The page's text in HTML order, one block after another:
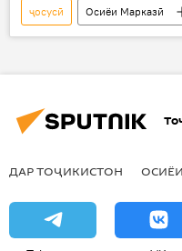
ҷосусӣ Осиёи Марказӣ
Ҳамаи хабарҳо
Абдуррашид Дустум
тирпаронӣ
ДАР ТОҶИКИСТОН